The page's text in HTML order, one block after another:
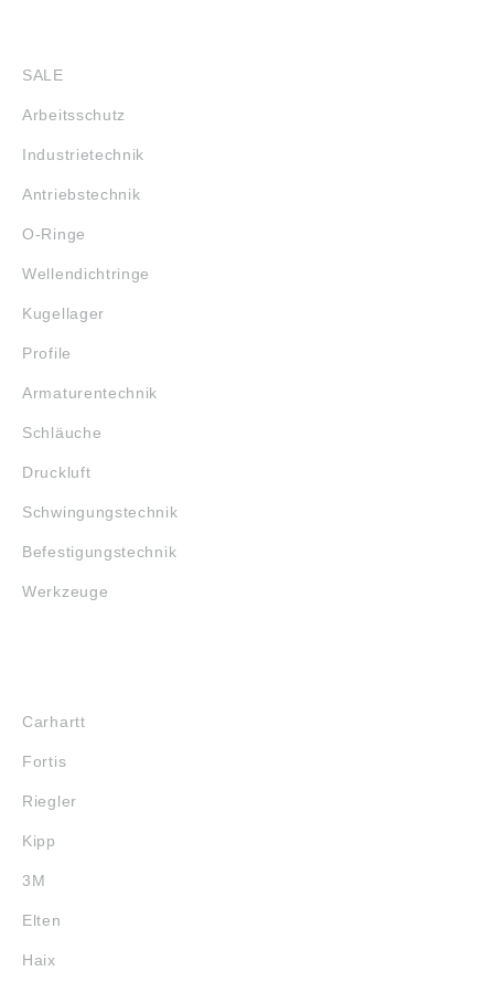
SALE
Arbeitsschutz
Industrietechnik
Antriebstechnik
O-Ringe
Wellendichtringe
Kugellager
Profile
Armaturentechnik
Schläuche
Druckluft
Schwingungstechnik
Befestigungstechnik
Werkzeuge
Carhartt
Fortis
Riegler
Kipp
3M
Elten
Haix